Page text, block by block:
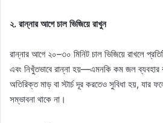
২. রান্নার আগে চাল ভিজিয়ে রাখুন
রান্নার আগে ২০–৩০ মিনিট চাল ভিজিয়ে রাখলে
এবং নিখুঁতভাবে রান্না হয়—এমনকি কম জল ব্যবহার
অতিরিক্ত মাড় বা স্টার্চ দূর করতেও সুবিধা হয়, যার
সম্ভাবনা থাকে না।